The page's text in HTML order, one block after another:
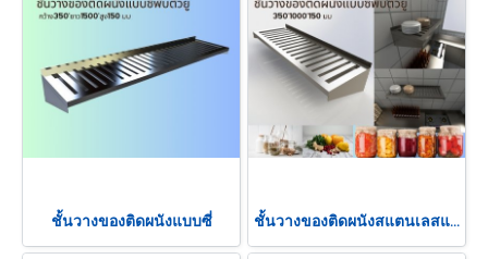
ชั้นวางของติดผนังแบบซี่ ชั้นวางของติดผนังสแตนเลสแบบซี่